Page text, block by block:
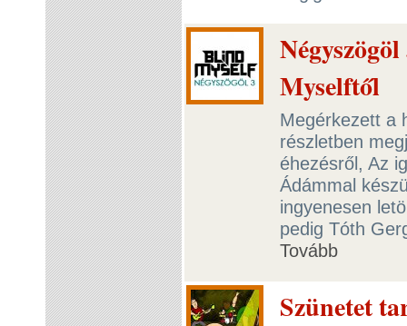
Myselftől
Megérkezett a
részletben
éhezésről, Az
Ádámmal
ingyenesen
pedig Tóth
Tovább
Szünetet